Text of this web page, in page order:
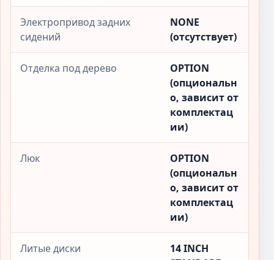
Электропривод задних
сидений
NONE
(отсутствует)
Отделка под дерево
OPTION
(опциональн
о, зависит от
комплектац
ии)
Люк
OPTION
(опциональн
о, зависит от
комплектац
ии)
Литые диски
14 INCH